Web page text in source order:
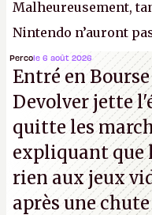
Malheureusement,
Nintendo n’auront
la mort judiciaires
strike à tour de bras,
d'étaler sa confiture
souvenirs d'enfance.
Percole 6 août 2026
Entré en
Devolver jette
quitte les
expliquant que
rien aux jeux
après une